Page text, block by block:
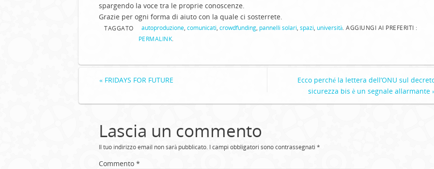
spargendo la voce tra le proprie conoscenze.
Grazie per ogni forma di aiuto con la quale ci sosterrete.
TAGGATO autoproduzione, comunicati crowdfunding, pannelli solari spazi università. AGGIUNGI AI PREFERITI :
PERMALINK
« FRIDAYS FOR FUTURE
Ecco perché la lettera dell’ONU sul
sicurezza bis è un segnale allarmante
Lascia un commento
Il tuo indirizzo email non sarà pubblicato. I campi obbligatori sono contrassegnati *
Commento *